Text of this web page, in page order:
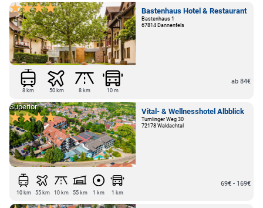
Bastenhaus Hotel & Restaurant
Bastenhaus 1
67814 Dannenfels
8 km 50 km 8 km 10 m
ab 84€
Vital- & Wellnesshotel Albblick
Tumlinger Weg 30
72178 Waldachtal
Superior
10 km 55 km 10 km 55 km 1 km 1 km
69€ - 169€